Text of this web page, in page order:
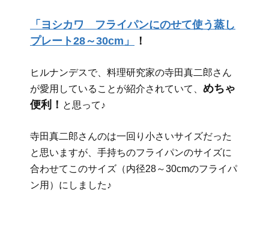
「ヨシカワ フライパンにのせて使う蒸し
プレート28～30cm」
！
ヒルナンデスで、料理研究家の寺田真二郎さん
が愛用していることが紹介されていて、 めちゃ
便利！ と思って♪
寺田真二郎さんのは一回り小さいサイズだった
と思いますが、手持ちのフライパンのサイズに
合わせてこのサイズ（内径28～30cmのフライパ
ン用）にしました♪